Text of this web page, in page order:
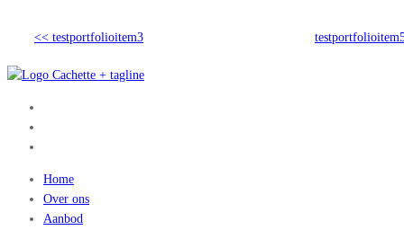
<< testportfolioitem3
Home
Over ons
Aanbod